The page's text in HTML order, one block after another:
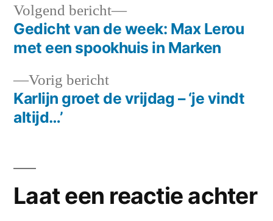
Bericht
navigatie
Vorig berichtVorig
bericht:
Karlijn groet de vrijdag – ‘je vindt
altijd…’
Volgend bericht
Volgend
bericht:
Gedicht van de week: Max Lerou
met een spookhuis in Marken
Laat een reactie achter